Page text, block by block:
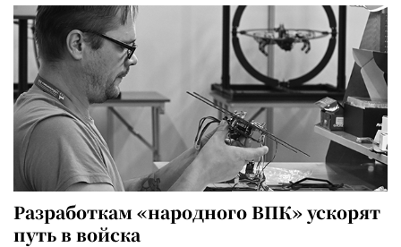
Разработкам «народного ВПК» ускорят
путь в войска